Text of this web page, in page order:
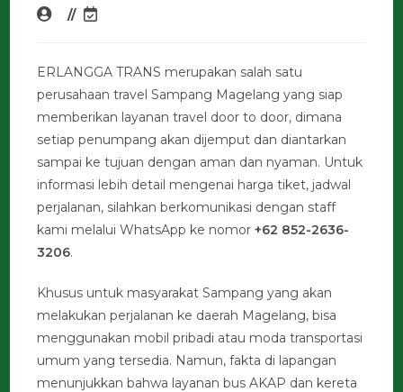
ERLANGGA TRANS merupakan salah satu
perusahaan travel Sampang Magelang yang siap
memberikan layanan travel door to door, dimana
setiap penumpang akan dijemput dan diantarkan
sampai ke tujuan dengan aman dan nyaman. Untuk
informasi lebih detail mengenai harga tiket, jadwal
perjalanan, silahkan berkomunikasi dengan staff
kami melalui WhatsApp ke nomor+62 852-2636-
3206.
Khusus untuk masyarakat Sampang yang akan
melakukan perjalanan ke daerah Magelang, bisa
menggunakan mobil pribadi atau moda transportasi
umum yang tersedia. Namun, fakta di lapangan
menunjukkan bahwa layanan bus AKAP dan kereta